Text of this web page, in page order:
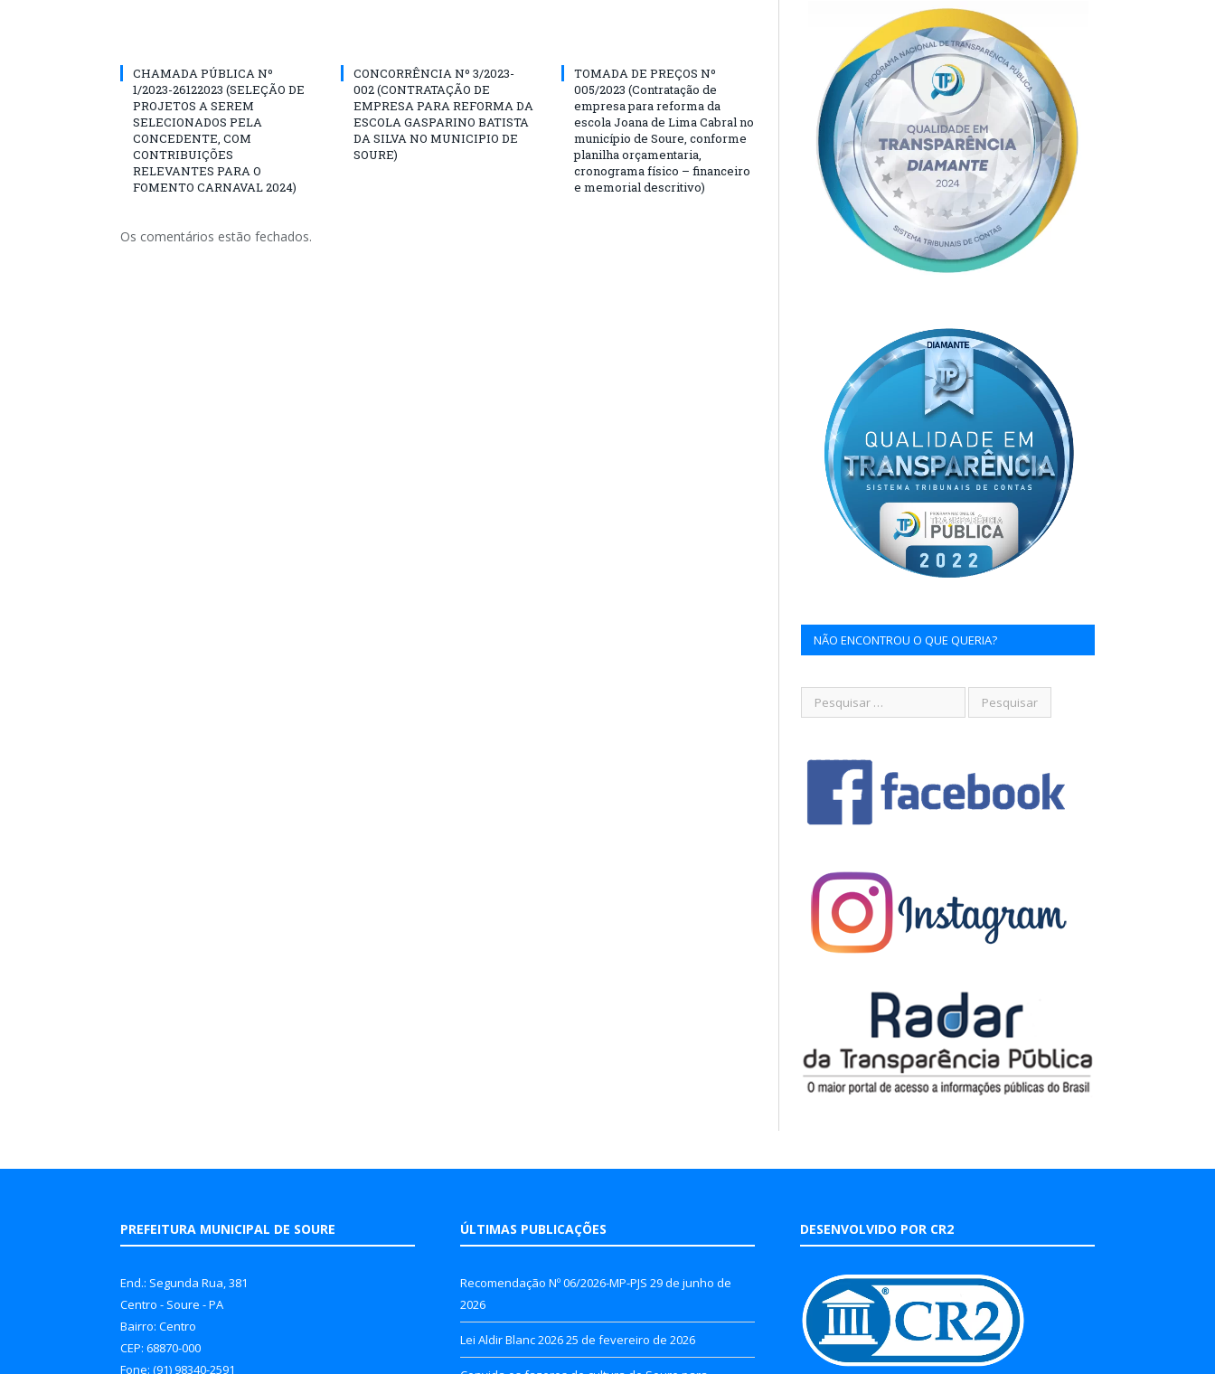
CHAMADA PÚBLICA Nº
1/2023-26122023 (SELEÇÃO DE
PROJETOS A SEREM
SELECIONADOS PELA
CONCEDENTE, COM
CONTRIBUIÇÕES
RELEVANTES PARA O
FOMENTO CARNAVAL 2024)
CONCORRÊNCIA Nº 3/2023-
002 (CONTRATAÇÃO DE
EMPRESA PARA REFORMA DA
ESCOLA GASPARINO BATISTA
DA SILVA NO MUNICIPIO DE
SOURE)
TOMADA DE PREÇOS Nº
005/2023 (Contratação de
empresa para reforma da
escola Joana de Lima Cabral no
município de Soure, conforme
planilha orçamentaria,
cronograma físico – financeiro
e memorial descritivo)
Os comentários estão fechados.
NÃO ENCONTROU O QUE QUERIA?
PREFEITURA MUNICIPAL DE SOURE
End.: Segunda Rua, 381
Centro - Soure - PA
Bairro: Centro
CEP: 68870-000
Fone: (91) 98340-2591
ÚLTIMAS PUBLICAÇÕES
Recomendação Nº 06/2026-MP-PJS 29 de junho de
2026
Lei Aldir Blanc 202625 de fevereiro de 2026
DESENVOLVIDO POR CR2